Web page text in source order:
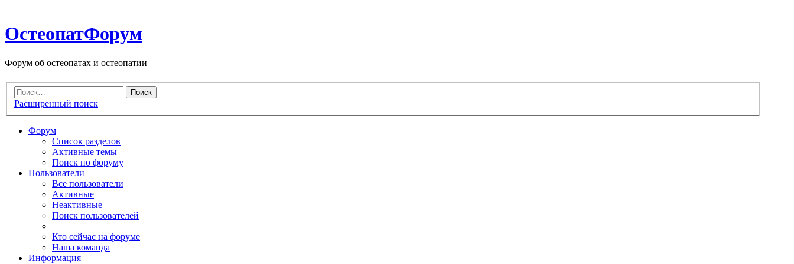
ОстеопатФорум
Форум об остеопатах и остеопатии
Расширенный поиск
Форум
Список разделов
Активные темы
Поиск по форуму
Пользователи
Все пользователи
Активные
Неактивные
Поиск пользователей
Кто сейчас на форуме
Наша команда
Информация